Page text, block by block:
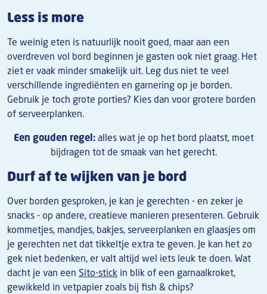
Less is more
Te weinig eten is natuurlijk nooit goed, maar aan een
overdreven vol bord beginnen je gasten ook niet graag. Het
ziet er vaak minder smakelijk uit. Leg dus niet te veel
verschillende ingrediënten en garnering op je borden.
Gebruik je toch grote porties? Kies dan voor grotere borden
of serveerplanken.
Een gouden regel:alles wat je op het bord plaatst, moet
bijdragen tot de smaak van het gerecht.
Durf af te wijken van je bord
Over borden gesproken, je kan je gerechten - en zeker je
snacks - op andere, creatieve manieren presenteren. Gebruik
kommetjes, mandjes, bakjes, serveerplanken en glaasjes om
je gerechten net dat tikkeltje extra te geven. Je kan het zo
gek niet bedenken, er valt altijd wel iets leuk te doen. Wat
dacht je van een Sito-stick in blik of een garnaalkroket,
gewikkeld in vetpapier zoals bij fish & chips?